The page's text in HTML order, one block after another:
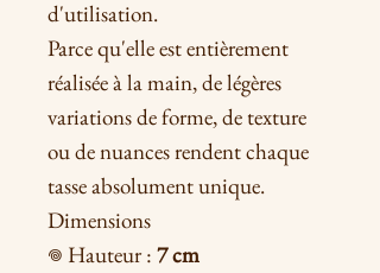
d'utilisation.
Parce qu'elle est entièrement
réalisée à la main, de légères
variations de forme, de texture
ou de nuances rendent chaque
tasse absolument unique.
Dimensions
𖦹 Hauteur : 7 cm